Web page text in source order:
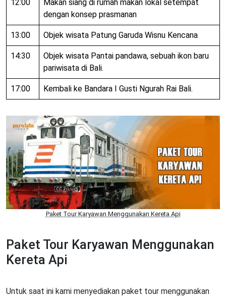
12:00
Makan siang di rumah makan lokal setempat
dengan konsep prasmanan
13:00 Objek wisata Patung Garuda Wisnu Kencana
14:30
Objek wisata Pantai pandawa, sebuah ikon baru
pariwisata di Bali.
17:00 Kembali ke Bandara I Gusti Ngurah Rai Bali.
Paket Tour Karyawan Menggunakan Kereta Api
Paket Tour Karyawan Menggunakan
Kereta Api
Untuk saat ini kami menyediakan paket tour menggunakan